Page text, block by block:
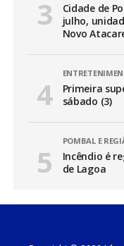
Cidade de
julho,
Novo
Primeira
sábado (3)
POMBAL E
Incêndio é
de Lagoa